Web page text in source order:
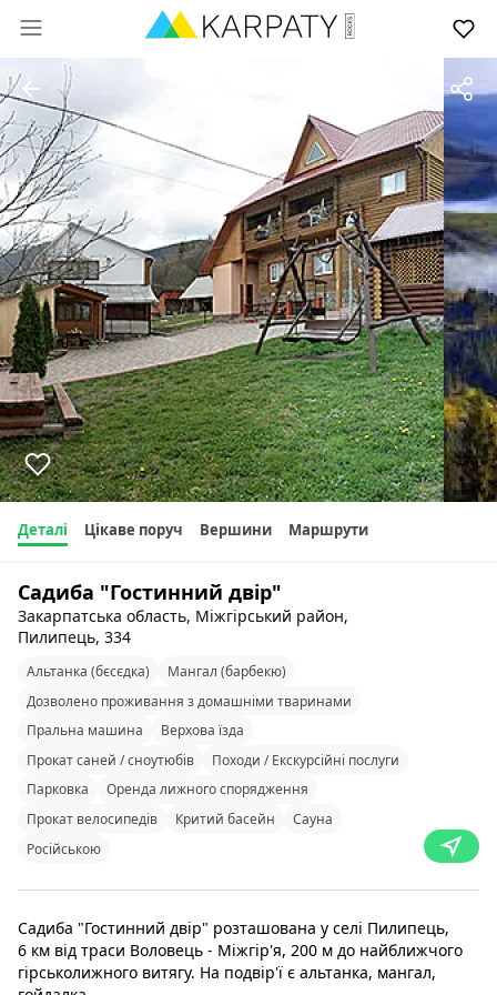
Деталі Цікаве поруч Вершини Маршрути
Садиба "Гостинний двір"
Закарпатська область, Міжгірський район,
Пилипець, 334
Альтанка (бєсєдка)
Мангал (барбекю)
Дозволено проживання з домашніми тваринами
Пральна машина
Верхова їзда
Прокат саней / сноутюбів
Походи / Екскурсійні послуги
Парковка
Оренда лижного спорядження
Прокат велосипедів
Критий басейн
Сауна
Російською
Садиба "Гостинний двір" розташована у селі Пилипець,
6 км від траси Воловець - Міжгір'я, 200 м до найближчого
гірськолижного витягу. На подвір'ї є альтанка, мангал,